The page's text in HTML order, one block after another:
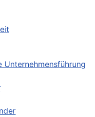
Unternehmensführung